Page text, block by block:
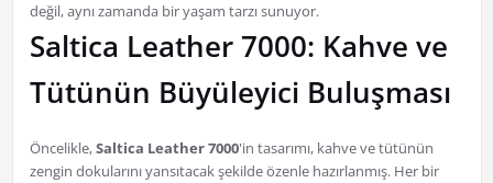
değil, aynı zamanda bir yaşam tarzı sunuyor.
Saltica Leather 7000: Kahve ve
Tütünün Büyüleyici Buluşması
Öncelikle,Saltica Leather 7000'in tasarımı, kahve ve tütünün
zengin dokularını yansıtacak şekilde özenle hazırlanmış. Her bir